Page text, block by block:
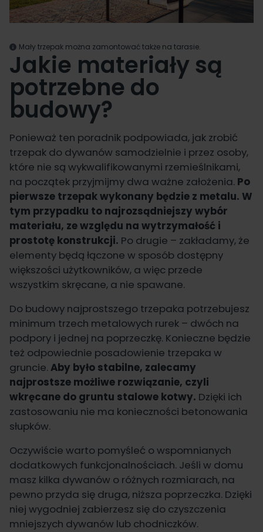
Mały trzepak można zamontować także na tarasie.
Jakie materiały są
potrzebne do
budowy?
Ponieważ ten poradnik podpowiada, jak zrobić
trzepak do dywanów samodzielnie i przez osoby,
które nie są wykwalifikowanymi rzemieślnikami,
na początek przyjmijmy dwa ważne założenia. Po
pierwsze trzepak wykonany będzie z metalu. W
tym przypadku to najrozsądniejszy wybór
materiału, ze względu na wytrzymałość i
prostotę konstrukcji. Po drugie – zakładamy, że
elementy będą łączone w sposób dostępny
większości użytkowników, a więc przede
wszystkim skręcane, a nie spawane.
Do budowy najprostszego trzepaka potrzebujesz
minimum trzech metalowych rurek – dwóch na
podpory i jednej na poprzeczkę. Konieczne będzie
też odpowiednie posadowienie trzepaka w
gruncie. Aby było stabilne, zalecamy
najprostsze możliwe rozwiązanie, czyli
wkręcane do gruntu stalowe kotwy. Dzięki ich
zastosowaniu nie ma konieczności betonowania
słupków.
Oczywiście warto pomyśleć o wspomnianych
dodatkowych funkcjonalnościach. Jeśli w domu
masz kilka dywanów o różnych rozmiarach, na
pewno przyda się druga, niższa poprzeczka. Dzięki
niej wygodniej zabierzesz się do czyszczenia
mniejszych dywanów lub chodniczków.